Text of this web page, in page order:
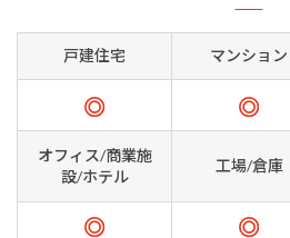
戸建住宅 マンション
オフィス/商業施
設/ホテル
工場/倉庫